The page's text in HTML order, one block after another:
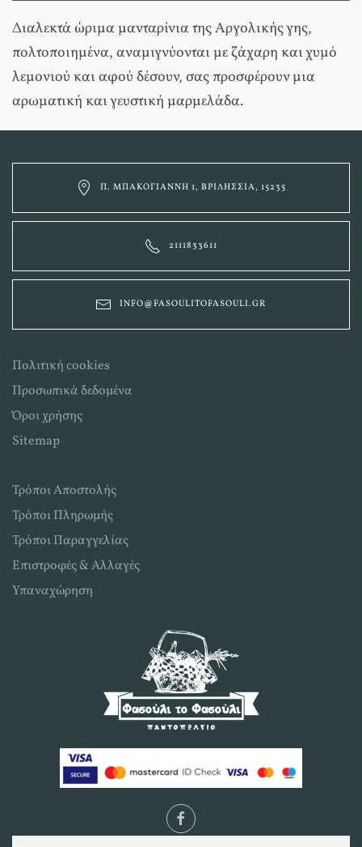
Διαλεκτά ώριμα μανταρίνια της Αργολικής γης,
πολτοποιημένα, αναμιγνύονται με ζάχαρη και χυμό
λεμονιού και αφού δέσουν, σας προσφέρουν μια
αρωματική και γευστική μαρμελάδα.
Π. ΜΠΑΚΟΓΙΆΝΝΗ 1, ΒΡΙΛΉΣΣΙΑ, 15235
2111833611
INFO@FASOULITOFASOULI.GR
Πολιτική cookies
Προσωπικά δεδομένα
Όροι χρήσης
Sitemap
Τρόποι Αποστολής
Τρόποι Πληρωμής
Τρόποι Παραγγελίας
Επιστροφές & Αλλαγές
Υπαναχώρηση